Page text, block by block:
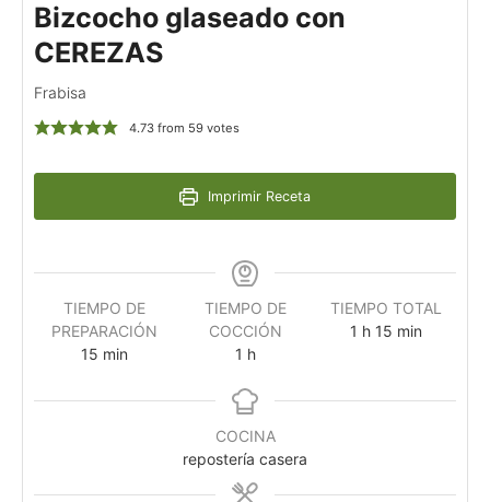
Bizcocho glaseado con
CEREZAS
Frabisa
4.73from 59votes
Imprimir Receta
TIEMPO DE
PREPARACIÓN
15 min
TIEMPO DE
COCCIÓN
1 h
TIEMPO TOTAL
1 h 15 min
COCINA
repostería casera